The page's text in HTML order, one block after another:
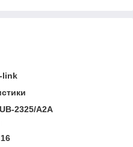
link
2325/A2A